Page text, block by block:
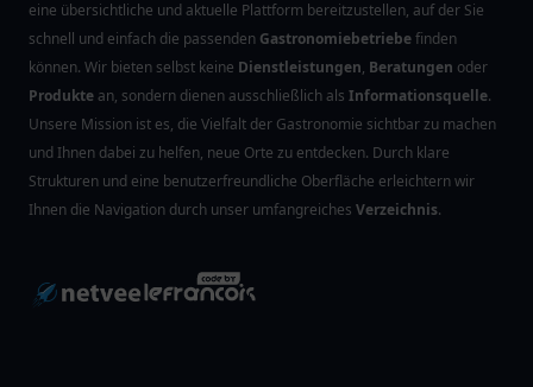
eine übersichtliche und aktuelle Plattform bereitzustellen, auf der Sie
schnell und einfach die passenden Gastronomiebetriebefinden
können. Wir bieten selbst keine Dienstleistungen, Beratungen oder
Produkte an, sondern dienen ausschließlich als Informationsquelle.
Unsere Mission ist es, die Vielfalt der Gastronomie sichtbar zu machen
und Ihnen dabei zu helfen, neue Orte zu entdecken. Durch klare
Strukturen und eine benutzerfreundliche Oberfläche erleichtern wir
Ihnen die Navigation durch unser umfangreiches Verzeichnis.